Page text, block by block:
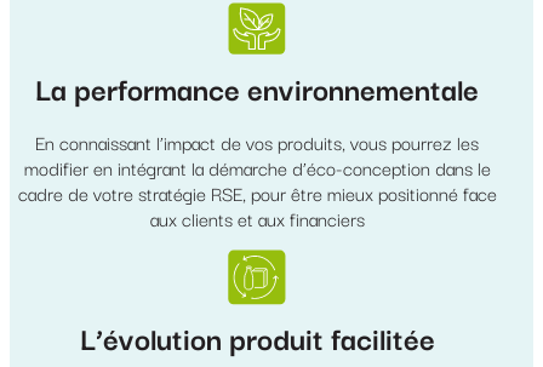
La performance environnementale
En connaissant l’impact de vos produits, vous pourrez les
modifier en intégrant la démarche d’éco-conception dans le
cadre de votre stratégie RSE, pour être mieux positionné face
aux clients et aux financiers
L’évolution produit facilitée